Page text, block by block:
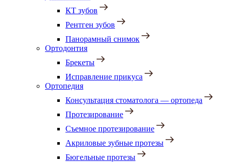
КТ зубов
Рентген зубов
Панорамный снимок
Ортодонтия
Брекеты
Исправление прикуса
Ортопедия
Консультация стоматолога — ортопеда
Протезирование
Съемное протезирование
Акриловые зубные протезы
Бюгельные протезы